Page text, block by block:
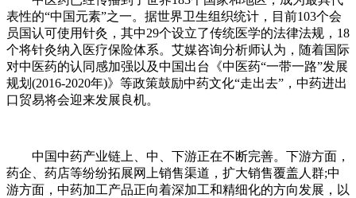
表性的“中国元素”之一。据世界卫生组织统计，目前103个会
员国认可使用针灸，其中29个设立了传统医学的法律法规，18
个将针灸纳入医疗保险体系。艾媒咨询分析师认为，随着国际
对中医药的认同感加强以及中国出台《中医药“一带一路”发展
规划(2016-2020年)》等政策鼓励中药文化“走出去”，中药进出
口贸易将会迎来发展良机。
中国中药产业链上、中、下游正在不断完善。下游方面，
药企、药店等纷纷拓展网上销售渠道，扩大销售覆盖人群;中
游方面，中药加工产品正向着深加工和精细化的方向发展，以